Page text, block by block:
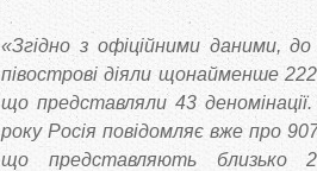
«Згідно з офіційними даними, до
півострові діяли щонайменше
що представляли 43
року Росія повідомляє вже про 907
що представляють близько